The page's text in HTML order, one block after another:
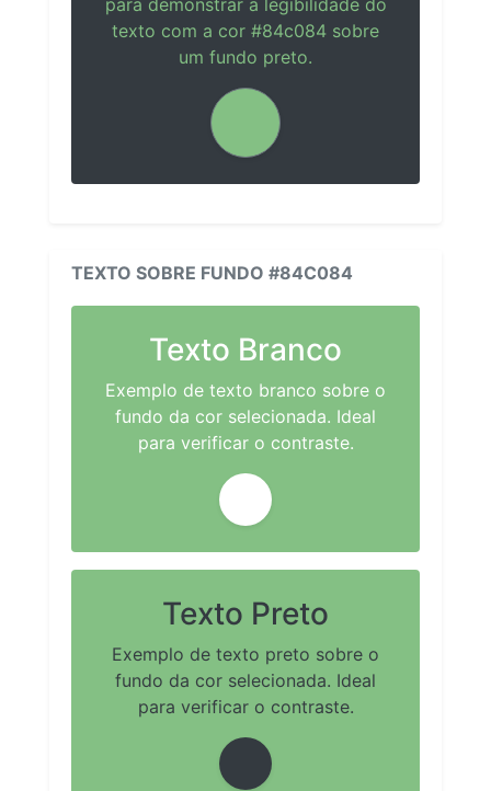
texto com a cor #84c084 sobre
um fundo preto.
TEXTO SOBRE FUNDO #84C084
Texto Branco
Exemplo de texto branco sobre o
fundo da cor selecionada. Ideal
para verificar o contraste.
Texto Preto
Exemplo de texto preto sobre o
fundo da cor selecionada. Ideal
para verificar o contraste.